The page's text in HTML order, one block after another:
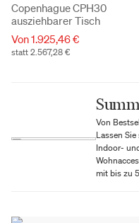
Copenhague CPH30
ausziehbarer Tisch
Von 1.925,46 €
statt 2.567,28 €
Von
Lassen
Indoor-
mit bis zu